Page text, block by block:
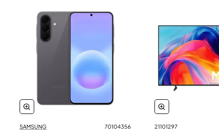
Yeni
SAMSUNG 70104356 21101297